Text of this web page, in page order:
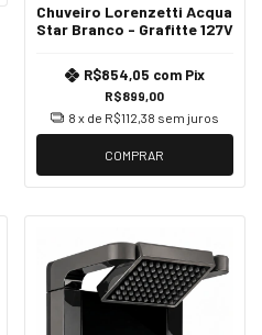
Chuveiro Lorenzetti Acqua
Star Branco - Grafitte 127V
R$899,00
R$854,05 com Pix
8 x de R$112,38 sem juros
COMPRAR